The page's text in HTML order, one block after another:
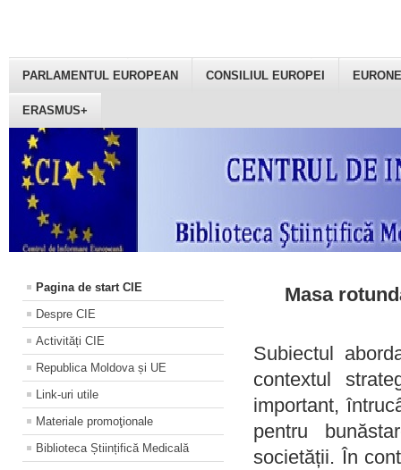
PARLAMENTUL EUROPEAN CONSILIUL EUROPEI
ERASMUS+
Pagina de start CIE
Despre CIE
Activități CIE
Republica Moldova și UE
Link-uri utile
Materiale promoţionale
Biblioteca Științifică Medicală
Masa
Subiectul
contextul
important,
pentru
societății. În